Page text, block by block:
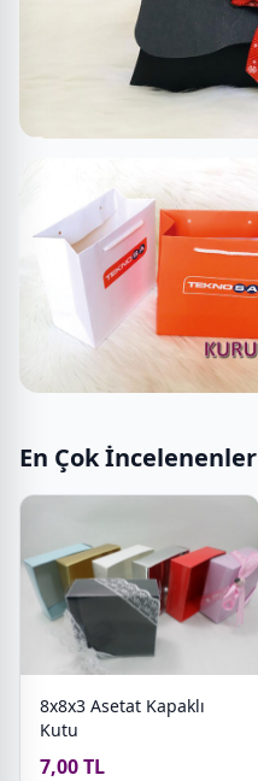
En Çok İncelenenler
8x8x3 Asetat Kapaklı
Kutu
7,00 TL